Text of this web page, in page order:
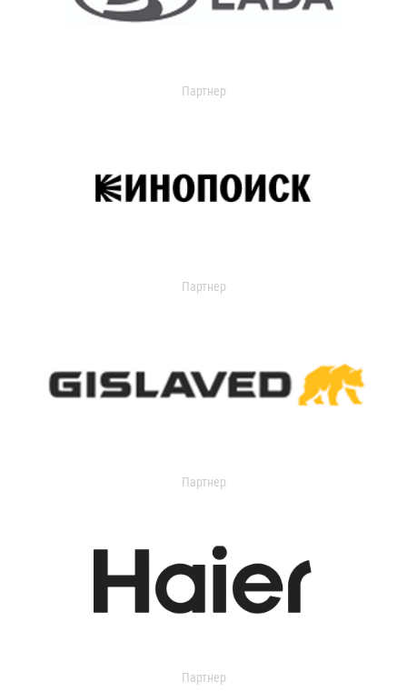
Партнер
Партнер
Партнер
Партнер